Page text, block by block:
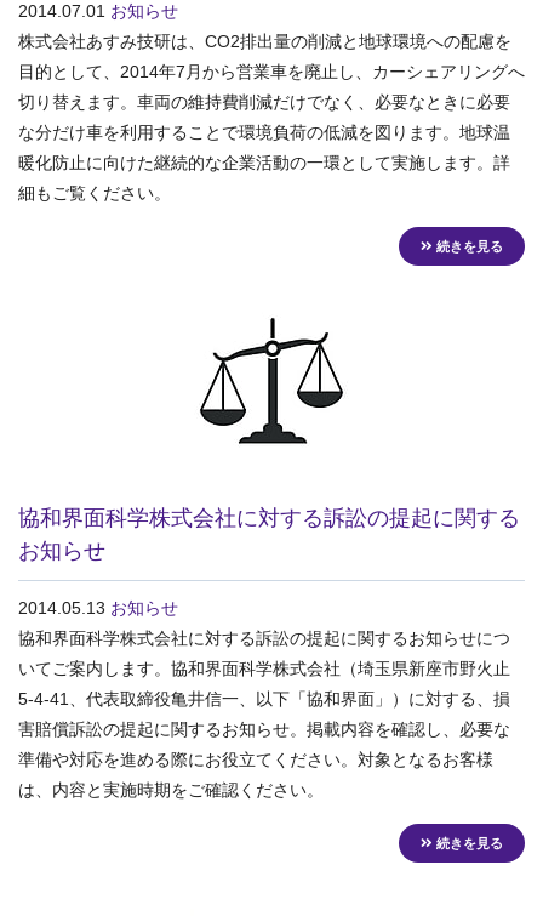
2014.07.01 お知らせ
株式会社あすみ技研は、CO2排出量の削減と地球環境への配慮を
目的として、2014年7月から営業車を廃止し、カーシェアリングへ
切り替えます。車両の維持費削減だけでなく、必要なときに必要
な分だけ車を利用することで環境負荷の低減を図ります。地球温
暖化防止に向けた継続的な企業活動の一環として実施します。詳
細もご覧ください。
続きを見る
協和界面科学株式会社に対する訴訟の提起に関する
お知らせ
2014.05.13 お知らせ
協和界面科学株式会社に対する訴訟の提起に関するお知らせにつ
いてご案内します。協和界面科学株式会社（埼玉県新座市野火止
5-4-41、代表取締役亀井信一、以下「協和界面」）に対する、損
害賠償訴訟の提起に関するお知らせ。掲載内容を確認し、必要な
準備や対応を進める際にお役立てください。対象となるお客様
は、内容と実施時期をご確認ください。
続きを見る